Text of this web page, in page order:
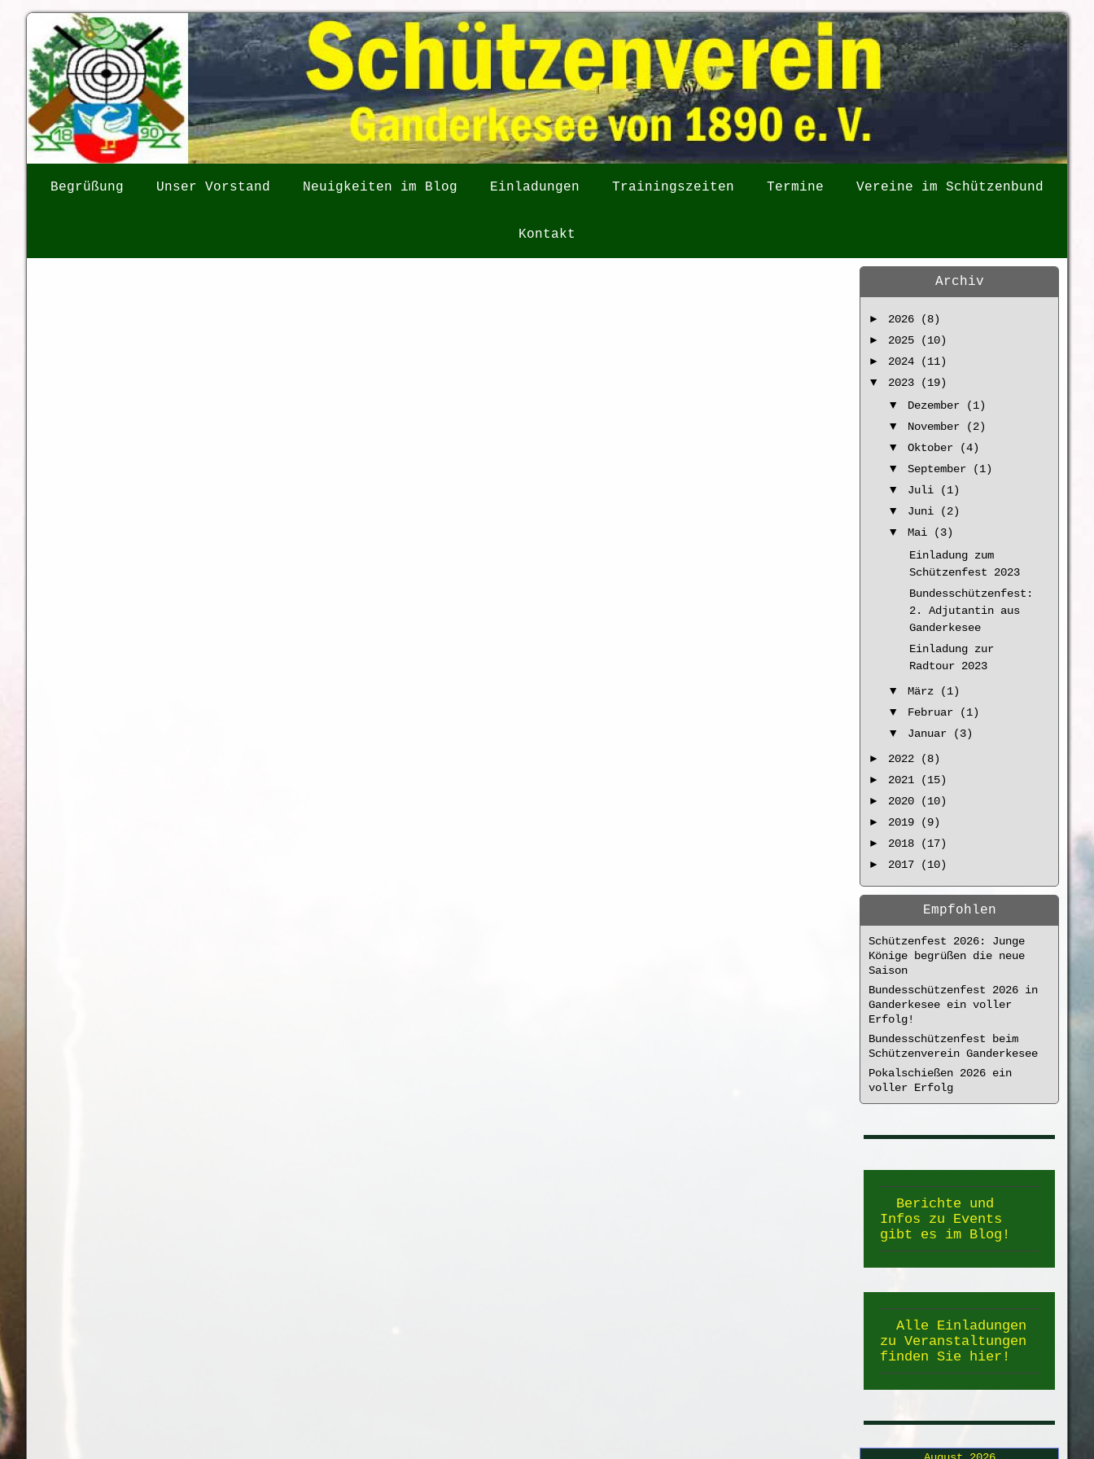
Begrüßung Unser Vorstand Neuigkeiten im Blog Einladungen Trainingszeiten Termine Vereine im Schützenbund
Kontakt
Archiv
►
2026 (8)
►
2025 (10)
►
2024 (11)
▼
2023 (19)
▼
Dezember (1)
▼
November (2)
▼
Oktober (4)
▼
September (1)
▼
Juli (1)
▼
Juni (2)
▼
Mai (3)
Einladung zum
Schützenfest 2023
Bundesschützenfest:
2. Adjutantin aus
Ganderkesee
Einladung zur
Radtour 2023
▼
März (1)
▼
Februar (1)
▼
Januar (3)
►
2022 (8)
►
2021 (15)
►
2020 (10)
►
2019 (9)
►
2018 (17)
►
2017 (10)
Empfohlen
Schützenfest 2026: Junge
Könige begrüßen die neue
Saison
Bundesschützenfest 2026 in
Ganderkesee ein voller
Erfolg!
Bundesschützenfest beim
Schützenverein Ganderkesee
Pokalschießen 2026 ein
voller Erfolg
Berichte und
Infos zu Events
gibt es im Blog!
Alle Einladungen
zu Veranstaltungen
finden Sie hier!